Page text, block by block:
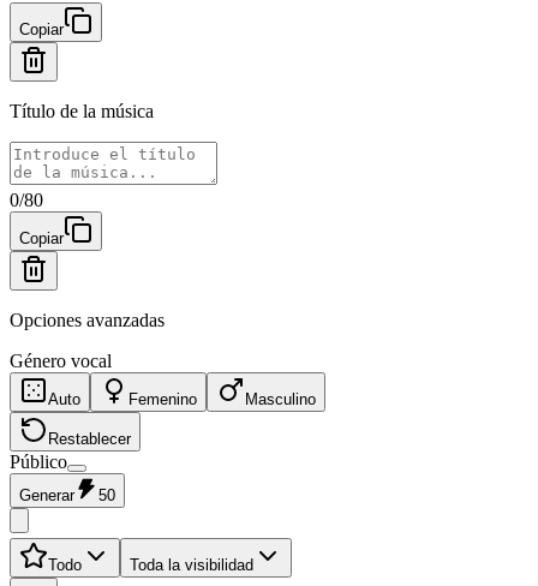
Copiar
Título de la música
0/80
Copiar
Opciones avanzadas
Género vocal
Auto Femenino Masculino
Restablecer
Público
Generar 50
Todo Toda la visibilidad